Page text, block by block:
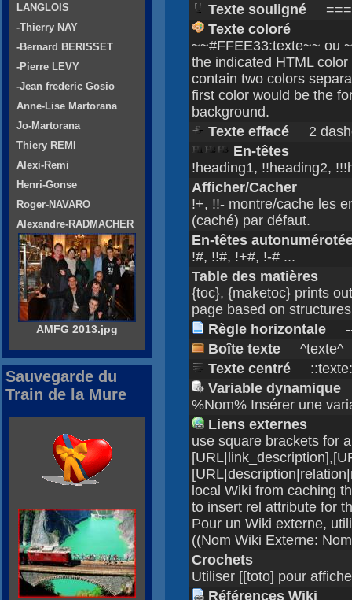
Texte souligné
Texte coloré
~~#FFEE33:texte~~ ou
the indicated HTML
contain two colors
first color would be the
background.
Texte effacé2
En-têtes
!heading1, !!heading2,
Afficher/Cacher
!+, !!- montre/cache les
(caché) par défaut.
En-têtes
!#, !!#, !+#, !-# ...
Table des matières
{toc}, {maketoc} prints
page based on
Règle horizontale-
Boîte texte^texte^
Texte centré
Variable dynamique
%Nom% Insérer une
Liens externes
use square brackets for
local Wiki from caching
to insert rel attribute for
Pour un Wiki externe,
((Nom Wiki Externe:
Crochets
Utiliser [[toto] pour
Références Wiki
LANGLOIS
-Thierry NAY
-Bernard BERISSET
-Pierre LEVY
-Jean frederic Gosio
Anne-Lise Martorana
Jo-Martorana
Thiery REMI
Alexi-Remi
Henri-Gonse
Roger-NAVARO
Alexandre-RADMACHER
AMFG 2013.jpg
Sauvegarde du
Train de la Mure